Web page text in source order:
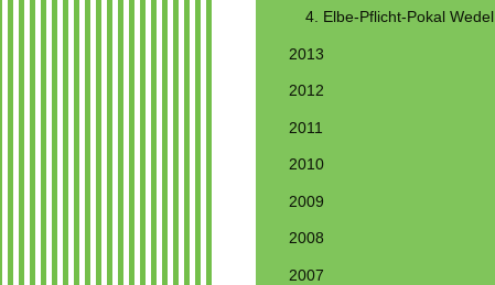
4. Elbe-Pflicht-Pokal Wedel
2013
2012
2011
2010
2009
2008
2007